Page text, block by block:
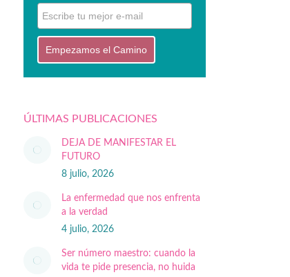
Empezamos el Camino
ÚLTIMAS PUBLICACIONES
DEJA DE MANIFESTAR EL
FUTURO
8 julio, 2026
La enfermedad que nos enfrenta
a la verdad
4 julio, 2026
Ser número maestro: cuando la
vida te pide presencia, no huida